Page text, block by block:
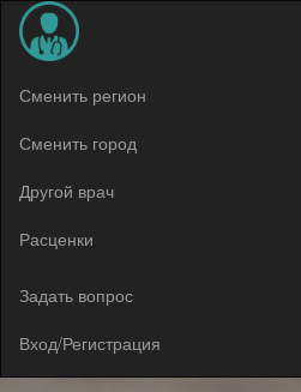
Сменить регион
Сменить город
Другой врач
Расценки
Задать вопрос
Вход/Регистрация